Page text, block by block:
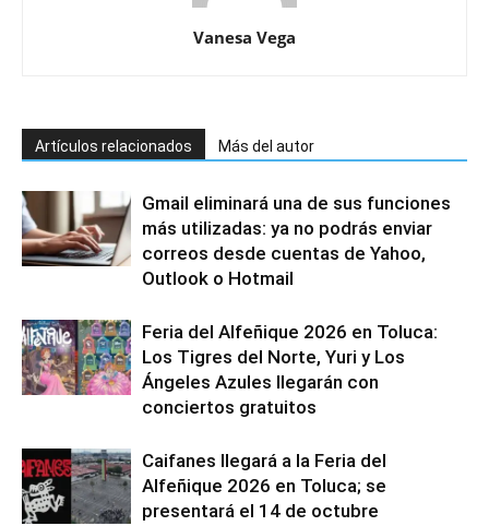
Vanesa Vega
Artículos relacionados Más del autor
Gmail eliminará una de sus funciones
más utilizadas: ya no podrás enviar
correos desde cuentas de Yahoo,
Outlook o Hotmail
Feria del Alfeñique 2026 en Toluca:
Los Tigres del Norte, Yuri y Los
Ángeles Azules llegarán con
conciertos gratuitos
Caifanes llegará a la Feria del
Alfeñique 2026 en Toluca; se
presentará el 14 de octubre